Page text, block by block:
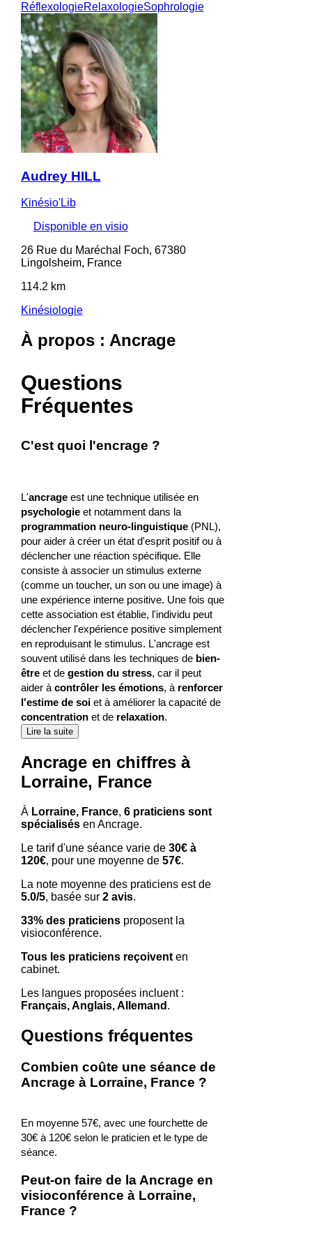
RéflexologieRelaxologieSophrologie
Audrey HILL
Kinésio'Lib
Disponible en visio
26 Rue du Maréchal Foch, 67380
Lingolsheim, France
114.2 km
Kinésiologie
À propos : Ancrage
Questions
Fréquentes
C'est quoi l'encrage ?
L'ancrageest une technique utilisée en
psychologieet notamment dans la
programmation neuro-linguistique(PNL),
pour aider à créer un état d'esprit positif ou à
déclencher une réaction spécifique. Elle
consiste à associer un stimulus externe
(comme un toucher, un son ou une image) à
une expérience interne positive. Une fois que
cette association est établie, l'individu peut
déclencher l'expérience positive simplement
en reproduisant le stimulus. L'ancrage est
souvent utilisé dans les techniques de bien-
êtreet de gestion du stress, car il peut
aider à contrôler les émotions, à renforcer
l'estime de soiet à améliorer la capacité de
concentrationet de relaxation.
Lire la suite
Ancrage en chiffres à
Lorraine, France
À Lorraine, France, 6 praticiens sont
spécialisésen Ancrage.
Le tarif d'une séance varie de 30€ à
120€, pour une moyenne de 57€.
La note moyenne des praticiens est de
5.0/5, basée sur 2 avis.
33% des praticiensproposent la
visioconférence.
Tous les praticiens reçoiventen
cabinet.
Les langues proposées incluent :
Français, Anglais, Allemand .
Questions fréquentes
Combien coûte une séance de
Ancrage à Lorraine, France ?
En moyenne 57€, avec une fourchette de
30€ à 120€ selon le praticien et le type de
séance.
Peut-on faire de la Ancrage en
visioconférence à Lorraine,
France ?